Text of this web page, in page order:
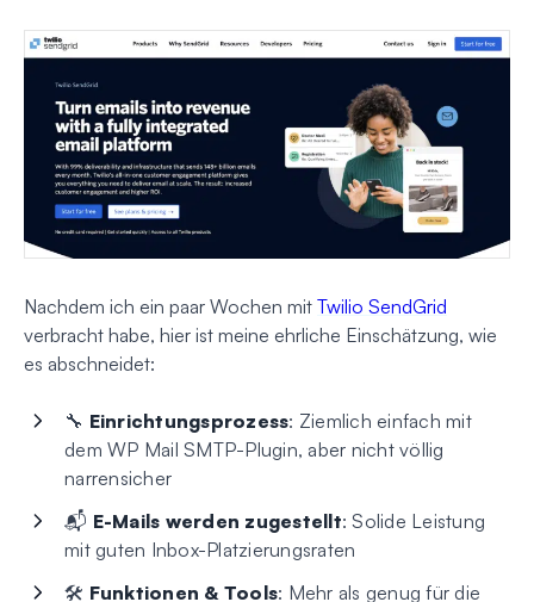
Nachdem ich ein paar Wochen mit Twilio SendGrid
verbracht habe, hier ist meine ehrliche Einschätzung, wie
es abschneidet:
🔧 Einrichtungsprozess: Ziemlich einfach mit
dem WP Mail SMTP-Plugin, aber nicht völlig
narrensicher
📬 E-Mails werden zugestellt: Solide Leistung
mit guten Inbox-Platzierungsraten
🛠️ Funktionen & Tools: Mehr als genug für die